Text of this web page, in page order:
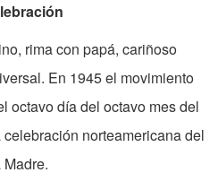
rima con papá, cariñoso
En 1945 el movimiento
octavo día del octavo mes del
norteamericana del